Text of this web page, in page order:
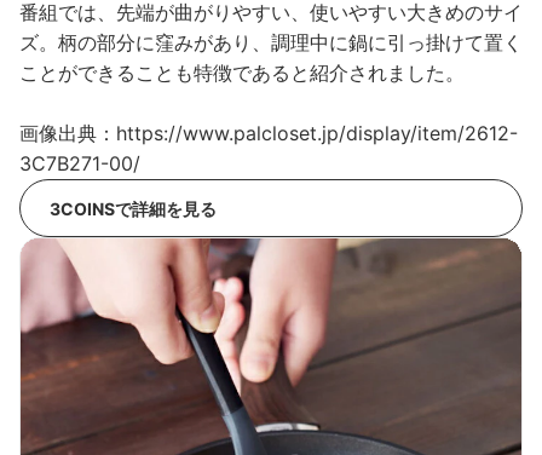
番組では、先端が曲がりやすい、使いやすい大きめのサイ
ズ。柄の部分に窪みがあり、調理中に鍋に引っ掛けて置く
ことができることも特徴であると紹介されました。
画像出典：https://www.palcloset.jp/display/item/2612-
3C7B271-00/
3COINSで詳細を見る